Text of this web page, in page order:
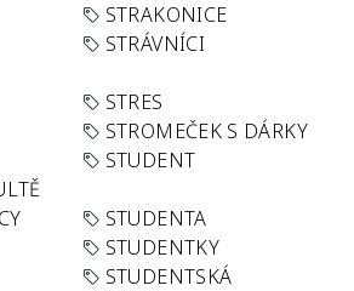
STRAKONICE
STRÁVNÍCI
STRES
STROMEČEK S DÁRKY
STUDENT
STUDENTA
STUDENTKY
STUDENTSKÁ